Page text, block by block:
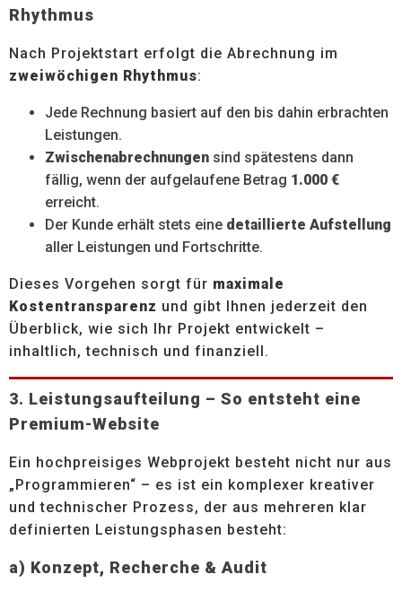
Rhythmus
Nach Projektstart erfolgt die Abrechnung im
zweiwöchigen Rhythmus:
Jede Rechnung basiert auf den bis dahin erbrachten
Leistungen.
Zwischenabrechnungen sind spätestens dann
fällig, wenn der aufgelaufene Betrag 1.000 €
erreicht.
Der Kunde erhält stets eine detaillierte Aufstellung
aller Leistungen und Fortschritte.
Dieses Vorgehen sorgt für maximale
Kostentransparenz und gibt Ihnen jederzeit den
Überblick, wie sich Ihr Projekt entwickelt –
inhaltlich, technisch und finanziell.
3. Leistungsaufteilung – So entsteht eine
Premium-Website
Ein hochpreisiges Webprojekt besteht nicht nur aus
„Programmieren“ – es ist ein komplexer kreativer
und technischer Prozess, der aus mehreren klar
definierten Leistungsphasen besteht:
a) Konzept, Recherche & Audit